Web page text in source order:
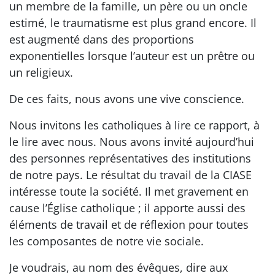
un membre de la famille, un père ou un oncle
estimé, le traumatisme est plus grand encore. Il
est augmenté dans des proportions
exponentielles lorsque l’auteur est un prêtre ou
un religieux.
De ces faits, nous avons une vive conscience.
Nous invitons les catholiques à lire ce rapport, à
le lire avec nous. Nous avons invité aujourd’hui
des personnes représentatives des institutions
de notre pays. Le résultat du travail de la CIASE
intéresse toute la société. Il met gravement en
cause l’Église catholique ; il apporte aussi des
éléments de travail et de réflexion pour toutes
les composantes de notre vie sociale.
Je voudrais, au nom des évêques, dire aux